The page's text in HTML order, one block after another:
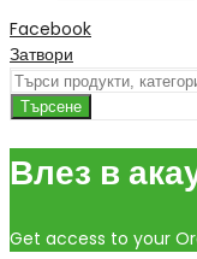
Facebook
Затвори
Търсене
Влез в
Get access to your